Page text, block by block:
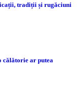
tradiții și rugăciuni
călătorie ar putea